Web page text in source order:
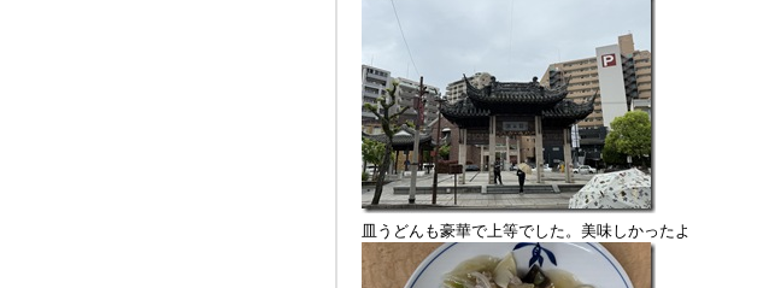
皿うどんも豪華で上等でした。美味しかったよ